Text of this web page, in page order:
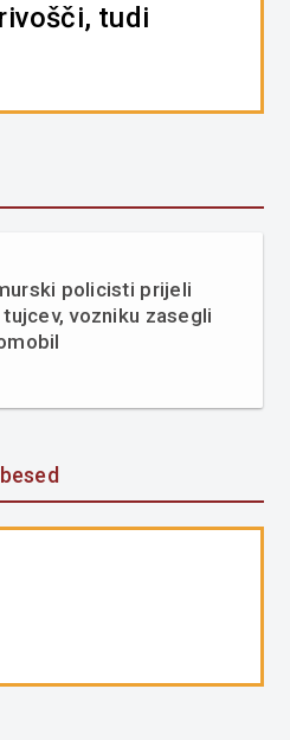
tudi
policisti prijeli
vozniku zasegli